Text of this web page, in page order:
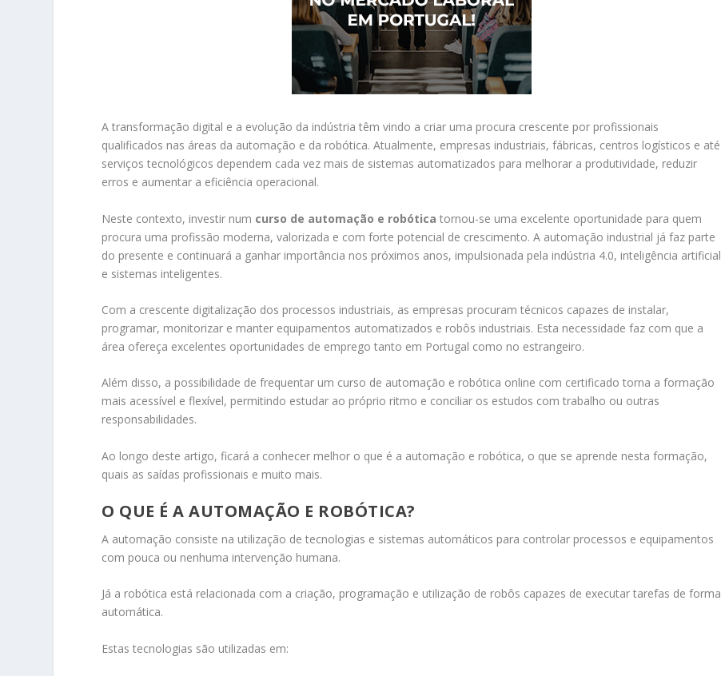
A transformação digital e a evolução da indústria têm vindo a criar uma procura crescente por profissionais
qualificados nas áreas da automação e da robótica. Atualmente, empresas industriais, fábricas, centros logísticos e até
serviços tecnológicos dependem cada vez mais de sistemas automatizados para melhorar a produtividade, reduzir
erros e aumentar a eficiência operacional.
Neste contexto, investir num curso de automação e robótica tornou-se uma excelente oportunidade para quem
procura uma profissão moderna, valorizada e com forte potencial de crescimento. A automação industrial já faz parte
do presente e continuará a ganhar importância nos próximos anos, impulsionada pela indústria 4.0, inteligência artificial
e sistemas inteligentes.
Com a crescente digitalização dos processos industriais, as empresas procuram técnicos capazes de instalar,
programar, monitorizar e manter equipamentos automatizados e robôs industriais. Esta necessidade faz com que a
área ofereça excelentes oportunidades de emprego tanto em Portugal como no estrangeiro.
Além disso, a possibilidade de frequentar um curso de automação e robótica online com certificado torna a formação
mais acessível e flexível, permitindo estudar ao próprio ritmo e conciliar os estudos com trabalho ou outras
responsabilidades.
Ao longo deste artigo, ficará a conhecer melhor o que é a automação e robótica, o que se aprende nesta formação,
quais as saídas profissionais e muito mais.
O QUE É A AUTOMAÇÃO E ROBÓTICA?
A automação consiste na utilização de tecnologias e sistemas automáticos para controlar processos e equipamentos
com pouca ou nenhuma intervenção humana.
Já a robótica está relacionada com a criação, programação e utilização de robôs capazes de executar tarefas de forma
automática.
Estas tecnologias são utilizadas em: